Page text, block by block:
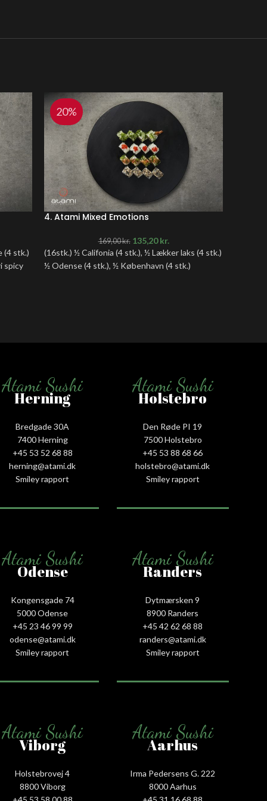
(4 stk.)
spicy
20%
4. Atami Mixed Emotions
169,00kr. 135,20kr.
(16stk.) ½ Califonia (4 stk.), ½ Lækker laks (4 stk.)
½ Odense (4 stk.), ½ København (4 stk.)
Atami Sushi
Herning
Bredgade 30A
7400 Herning
+45 53 52 68 88
herning@atami.dk
Smiley rapport
Atami Sushi
Holstebro
Den Røde PI 19
7500 Holstebro
+45 53 88 68 66
holstebro@atami.dk
Smiley rapport
Atami Sushi
Odense
Kongensgade 74
5000 Odense
+45 23 46 99 99
odense@atami.dk
Smiley rapport
Atami Sushi
Randers
Dytmærsken 9
8900 Randers
+45 42 62 68 88
randers@atami.dk
Smiley rapport
Atami Sushi
Viborg
Holstebrovej 4
8800 Viborg
Atami Sushi
Aarhus
Irma Pedersens G. 222
8000 Aarhus